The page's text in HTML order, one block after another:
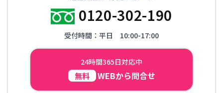
0120-302-190
受付時間：平日 10:00-17:00
24時間365日対応中
無料 WEBから問合せ